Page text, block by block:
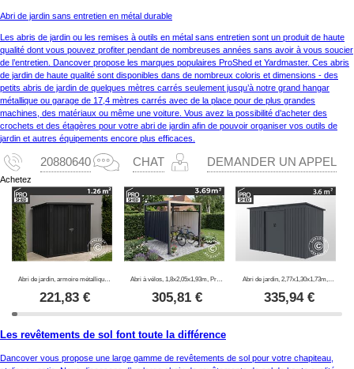
Abri de jardin sans entretien en métal durable
Les abris de jardin ou les remises à outils en métal sans entretien sont un produit de haute
qualité dont vous pouvez profiter pendant de nombreuses années sans avoir à vous soucier
de l’entretien. Dancover propose les marques populaires ProShed et Yardmaster. Ces abris
de jardin de haute qualité sont disponibles dans de nombreux coloris et dimensions - des
petits abris de jardin de quelques mètres carrés seulement jusqu’à notre grand hangar
métallique ou garage de 17,4 mètres carrés avec de la place pour de plus grandes
machines, des matériaux ou même une voiture. Vous avez la possibilité d’acheter des
crochets et des étagères pour votre abri de jardin afin de pouvoir organiser vos outils de
jardin et autres équipements encore plus efficaces.
20880640 CHAT DEMANDER UN APPEL
Achetez
221,83 € 305,81€ 335,94€
Les revêtements de sol font toute la différence
Dancover vous propose une large gamme de revêtements de sol pour votre chapiteau,